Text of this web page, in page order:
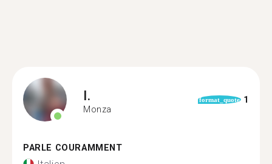
I.
Monza
format_quote 1
PARLE COURAMMENT